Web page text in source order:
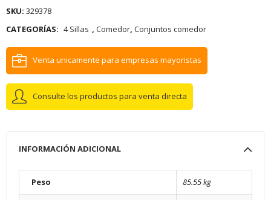
SKU: 329378
CATEGORÍAS: 4 Sillas , Comedor, Conjuntos comedor
Venta unicamente para empresas mayoristas
Consulte los productos para venta directa
INFORMACIÓN ADICIONAL
Peso 85.55 kg